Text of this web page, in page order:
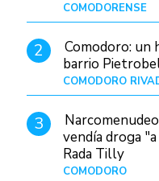
Patagonia
COMODORENSE
2
Comodoro: un
barrio
COMODORO
3
vendía droga
Rada Tilly
COMODORO